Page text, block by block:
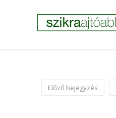
Előző bejegyzés